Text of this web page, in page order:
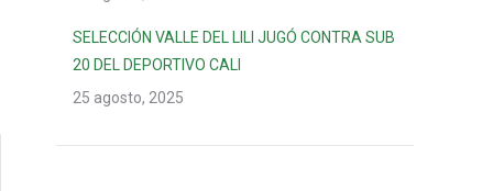
SELECCIÓN VALLE DEL LILI JUGÓ CONTRA SUB
20 DEL DEPORTIVO CALI
25 agosto, 2025